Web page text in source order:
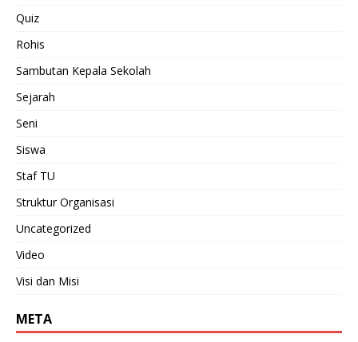
Quiz
Rohis
Sambutan Kepala Sekolah
Sejarah
Seni
Siswa
Staf TU
Struktur Organisasi
Uncategorized
Video
Visi dan Misi
META